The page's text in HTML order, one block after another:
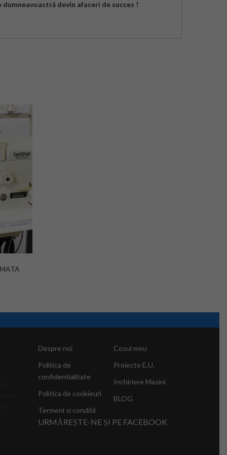
devin afaceri de succes !
Despre noi
Politica de
confidentialitate
Politica de cookieuri
Termeni si conditii
Cosul meu
Proiecte E.U.
Inchiriere Masini
BLOG
URMĂREȘTE-NE ȘI PE FACEBOOK